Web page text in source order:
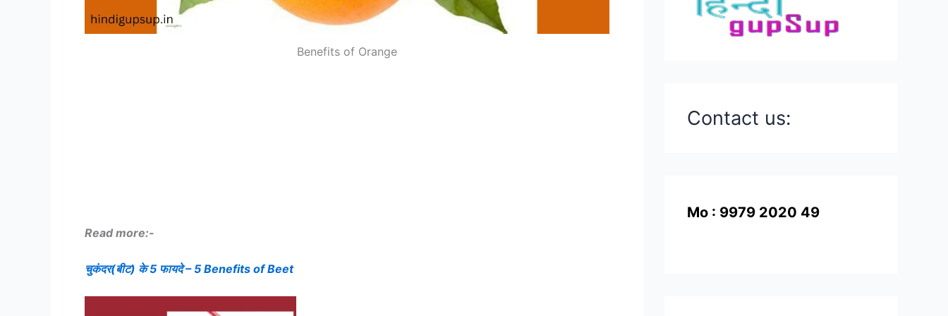
Benefits of Orange
Read more:-
चुकंदर(बीट) के 5 फायदे – 5 Benefits of Beet
Contact us:
Mo : 9979 2020 49